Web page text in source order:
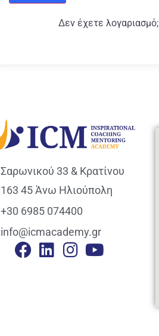
Δεν έχετε λογαριασμό;
Σαρωνικού 33 & Κρατίνου
163 45 Άνω Ηλιούπολη
+30 6985 074400
info@icmacademy.gr